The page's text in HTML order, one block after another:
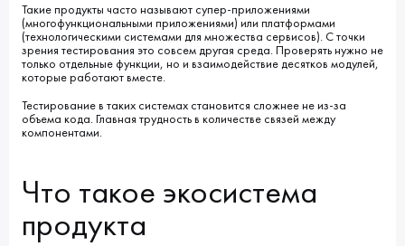
Такие продукты часто называют супер-приложениями
(многофункциональными приложениями) или платформами
(технологическими системами для множества сервисов). С точки
зрения тестирования это совсем другая среда. Проверять нужно не
только отдельные функции, но и взаимодействие десятков модулей,
которые работают вместе.
Тестирование в таких системах становится сложнее не из-за
объема кода. Главная трудность в количестве связей между
компонентами.
Что такое экосистема
продукта